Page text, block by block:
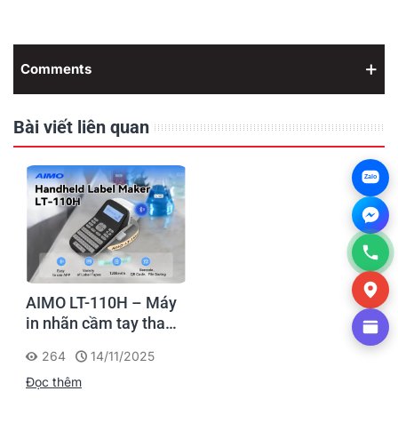
Comments
Bài viết liên quan
AIMO LT-110H – Máy
in nhãn cầm tay thay
qua app – có pin sạc
264
14/11/2025
Đọc thêm
Zalo